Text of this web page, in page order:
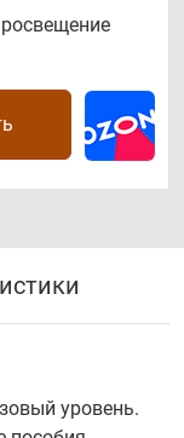
уровень.